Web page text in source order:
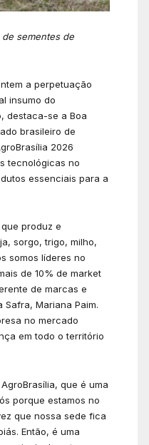
sementes de
a perpetuação
insumo do
destaca-se a Boa
brasileiro de
2026
tecnológicas no
essenciais para a
produz e
sorgo, trigo, milho,
somos líderes no
de 10% de market
de marcas e
Mariana Paim.
no mercado
em todo o território
que é uma
porque estamos no
que nossa sede fica
Então, é uma